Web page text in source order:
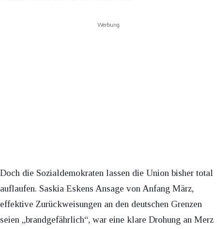
Werbung
Doch die Sozialdemokraten lassen die Union bisher total
auflaufen. Saskia Eskens Ansage von Anfang März,
effektive Zurückweisungen an den deutschen Grenzen
seien „brandgefährlich“, war eine klare Drohung an Merz